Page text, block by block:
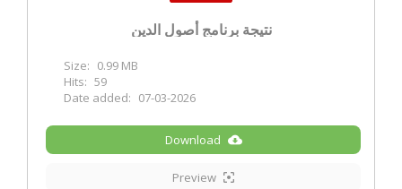
نتيجة برنامج أصول الدين
Size: 0.99 MB
Hits: 59
Date added: 07-03-2026
Download
Preview